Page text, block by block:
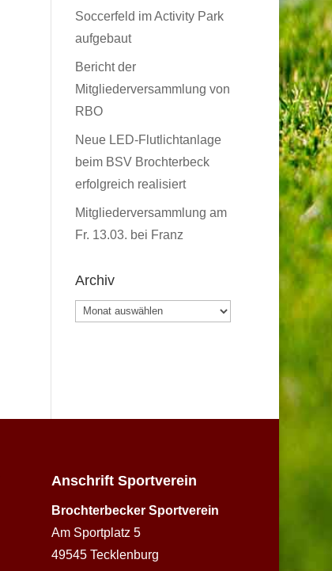
Soccerfeld im Activity Park
aufgebaut
Bericht der
Mitgliederversammlung von
RBO
Neue LED-Flutlichtanlage
beim BSV Brochterbeck
erfolgreich realisiert
Mitgliederversammlung am
Fr. 13.03. bei Franz
Archiv
Archiv
Anschrift Sportverein
Brochterbecker Sportverein
Am Sportplatz 5
49545 Tecklenburg